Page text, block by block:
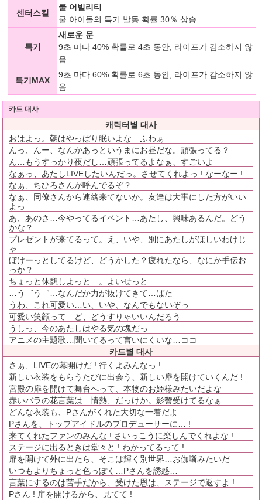
센터스킬
쿨 어빌리티
쿨 아이돌의 특기 발동 확률 30％ 상승
특기
새로운 문
9초 마다 40% 확률로 4초 동안, 라이프가 감소하지 않
음
특기MAX
9초 마다 60% 확률로 6초 동안, 라이프가 감소하지 않
음
카드 대사
캐릭터별 대사
おはよっ。朝はやっぱり眠いよな…ふわぁ
んっ、んー、なんかあっというまにお昼だな。頑張ってる？
ん…もうすっかり夜だし…頑張ってるよなぁ、すごいよ
なぁっ、あたしLIVEしたいんだっ。させてくれよっ ! なーなー !
なぁ、ちひろさんが呼んでるぞ？
なぁ、同僚さんから連絡来てないか。友達は大事にした方がいい
よっ
あ、あのさ…今やってるイベント…あたし、興味あるんだ。どう
かな？
プレゼントが来てるって。え、いや、別にあたしがほしいわけじ
ゃ…
ぼけーっとしてるけど、どうかした？疲れたなら、なにか手伝お
っか？
ちょっと休憩しよっと…。よいせっと
…う゛う゛…なんだか力が抜けてきて…ばた
うわ、これ可愛い…い、いや、なんでもないぞっ
可愛い笑顔って…ど、どうすりゃいいんだろう…
うしっ、今のあたしはやる気の塊だっ
アニメの主題歌…聞いてるって言いにくいな…ココ
카드별 대사
さぁ、LIVEの幕開けだ ! 行くよみんなっ !
新しい衣装をもらうたびに出会う、新しい扉を開けていくんだ !
宮殿の扉を開けて舞台へって、本物のお姫様みたいだよな
赤いバラの花言葉は…情熱、だっけか。影響受けてるなぁ…
どんな衣装も、Pさんがくれた大切な一着だよ
Pさんを、トップアイドルのプロデューサーに… !
来てくれたファンのみんな ! さいっこうに楽しんでくれよな !
ステージに出るときは堂々と ! わかってるって !
扉を開けて外に出たら、そこは輝く別世界…お伽噺みたいだ
いつもよりちょっと色っぽく…Pさんを誘惑…
言葉にするのは苦手だから、受けた恩は、ステージで返すよ !
Pさん ! 扉を開けるから、見てて !